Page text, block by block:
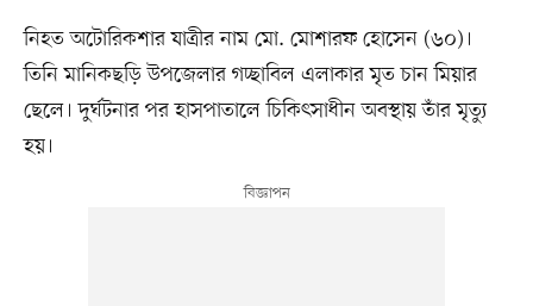
নিহত অটোরিকশার যাত্রীর নাম মো. মোশারফ হোসেন (৬০)।
তিনি মানিকছড়ি উপজেলার গচ্ছাবিল এলাকার মৃত চান মিয়ার
ছেলে। দুর্ঘটনার পর হাসপাতালে চিকিৎসাধীন অবস্থায় তাঁর মৃত্যু
হয়।